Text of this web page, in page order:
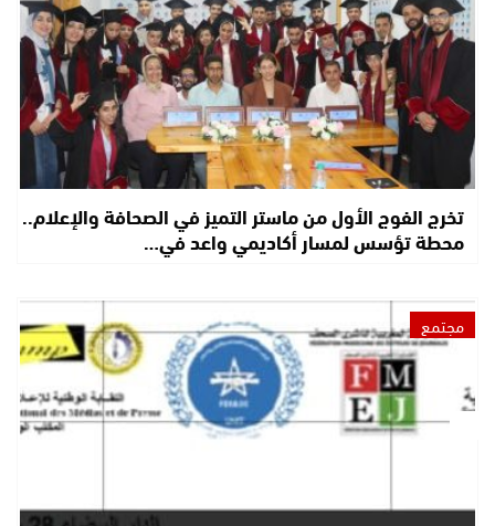
تخرج الفوج الأول من ماستر التميز في الصحافة والإعلام..
محطة تؤسس لمسار أكاديمي واعد في…
مجتمع